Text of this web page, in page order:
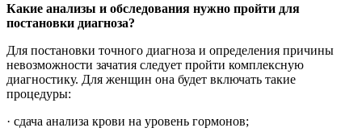
Какие анализы и обследования нужно пройти для
постановки диагноза?
Для постановки точного диагноза и определения причины
невозможности зачатия следует пройти комплексную
диагностику. Для женщин она будет включать такие
процедуры:
· сдача анализа крови на уровень гормонов;